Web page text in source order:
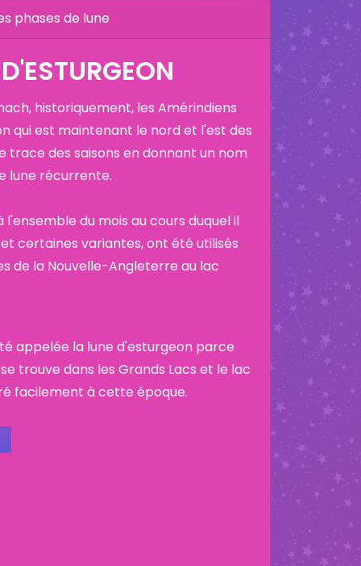
phases de lune
historiquement, les Amérindiens
qui est maintenant le nord et l'est des
trace des saisons en donnant un nom
lune récurrente.
du mois au cours duquel il
certaines variantes, ont été utilisés
de la Nouvelle-Angleterre au lac
appelée la lune d'esturgeon parce
trouve dans les Grands Lacs et le lac
facilement à cette époque.